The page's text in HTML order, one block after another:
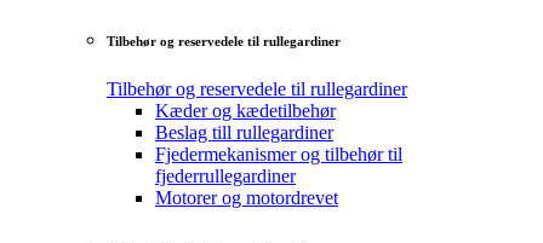
Tilbehør og reservedele til rullegardiner
Tilbehør og reservedele til rullegardiner
Kæder og kædetilbehør
Beslag till rullegardiner
Fjedermekanismer og tilbehør til
fjederrullegardiner
Motorer og motordrevet